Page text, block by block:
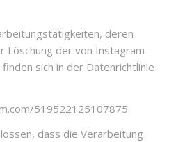
deren
Löschung der von Instagram
sich in der Datenrichtlinie
519522125107875
dass die Verarbeitung